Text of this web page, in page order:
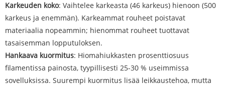
Karkeuden koko: Vaihtelee karkeasta (46 karkeus) hienoon (500
karkeus ja enemmän). Karkeammat rouheet poistavat
materiaalia nopeammin; hienommat rouheet tuottavat
tasaisemman lopputuloksen.
Hankaava kuormitus: Hiomahiukkasten prosenttiosuus
filamentissa painosta, tyypillisesti 25-30 % useimmissa
sovelluksissa. Suurempi kuormitus lisää leikkaustehoa, mutta